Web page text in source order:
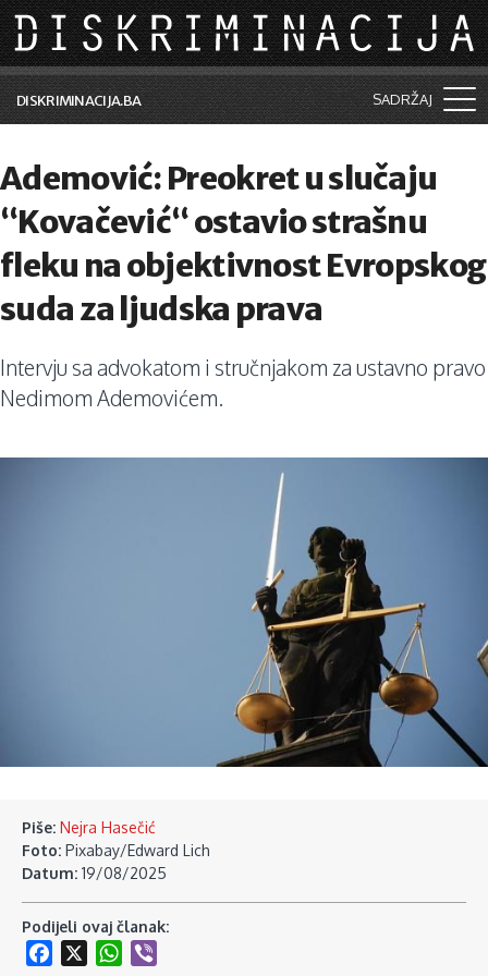
Skip to main content
DISKRIMINACIJA.BA SADRŽAJ
Vijesti i događaji
Aktuelne teme
Kolumne
Saradnja sa medijima
Ademović: Preokret u slučaju
“Kovačević“ ostavio strašnu
fleku na objektivnost Evropskog
suda za ljudska prava
Intervju sa advokatom i stručnjakom za ustavno pravo
Nedimom Ademovićem.
Piše: Nejra Hasečić
Foto: Pixabay/Edward Lich
Datum: 19/08/2025
Podijeli ovaj članak:
Facebook
WhatsApp